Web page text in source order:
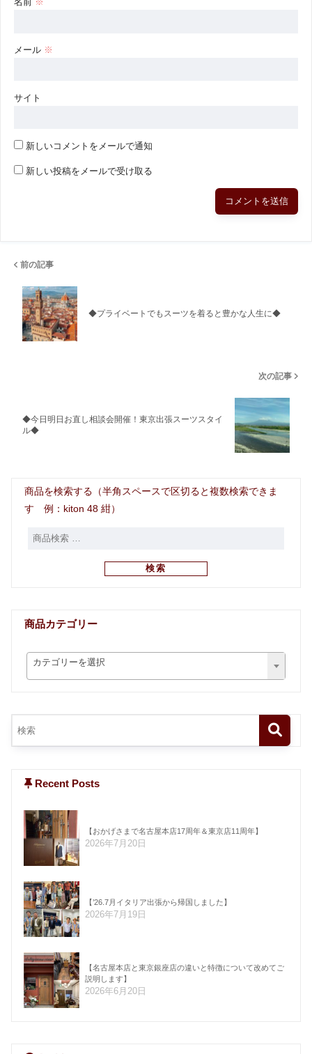
メール ※
サイト
新しいコメントをメールで通知
新しい投稿をメールで受け取る
前の記事
◆プライベートでもスーツを着ると豊かな人生に◆
次の記事
◆今日明日お直し相談会開催！東京出張スーツスタイ
ル◆
商品を検索する（半角スペースで区切ると複数検索できま
す 例：kiton 48 紺）
検索
商品カテゴリー
カテゴリーを選択
Recent Posts
【おかげさまで名古屋本店17周年＆東京店11周年】
2026年7月20日
【’26.7月イタリア出張から帰国しました】
2026年7月19日
【名古屋本店と東京銀座店の違いと特徴について改めてご
説明します】
2026年6月20日